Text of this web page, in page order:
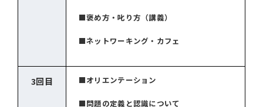
■褒め方・叱り方（講義）
■ネットワーキング・カフェ
3回目 ■オリエンテーション
■問題の定義と認識について